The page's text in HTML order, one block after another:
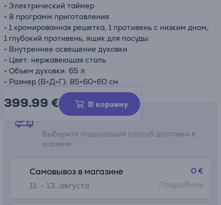
• Электрический таймер
• 8 программ приготовления
• 1 хромированная решетка, 1 противень с низким дном,
1 глубокий противень, ящик для посуды
• Внутреннее освещение духовки
• Цвет: нержавеющая сталь
• Объем духовки: 65 л
• Размер (В×Д×Г): 85×60×60 см
399.99 € В корзину
Способы доставки
Выберите подходящий способ доставки в
корзине
Самовывоз в магазине
11. - 13. августа
0 €
Подробнее